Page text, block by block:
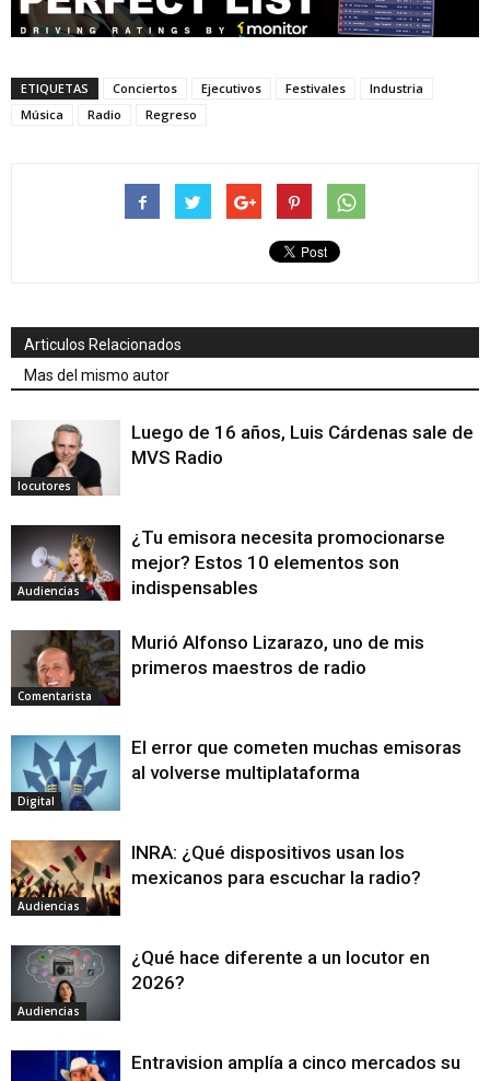
ETIQUETAS Conciertos Ejecutivos Festivales
Industria
Música
Radio Regreso
Articulos Relacionados
Mas del mismo autor
locutores
Luego de 16 años, Luis Cárdenas sale de
MVS Radio
Audiencias
¿Tu emisora necesita promocionarse
mejor? Estos 10 elementos son
indispensables
Comentarista
Murió Alfonso Lizarazo, uno de mis
primeros maestros de radio
Digital
El error que cometen muchas emisoras
al volverse multiplataforma
Audiencias
INRA: ¿Qué dispositivos usan los
mexicanos para escuchar la radio?
Audiencias
¿Qué hace diferente a un locutor en
2026?
Entravision amplía a cinco mercados su